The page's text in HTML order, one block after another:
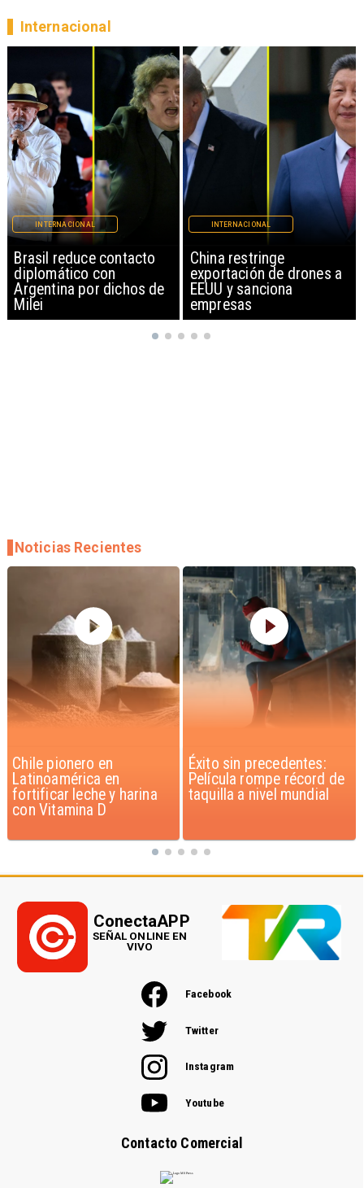
China restringe
exportación de drones a
EEUU y sanciona
empresas
INTERNACIONAL
Papa León XIV anuncia
gira por Sudamérica
INTERNACIONAL
Internacional
Éxito sin precedentes:
Película rompe récord de
taquilla a nivel mundial
Corte Suprema confirma
pago de $1.000 millones
por caso ProCultura
Noticias Recientes
Facebook
Twitter
Instagram
Youtube
Contacto Comercial
ConectaAPP
SEÑAL ONLINE EN
VIVO